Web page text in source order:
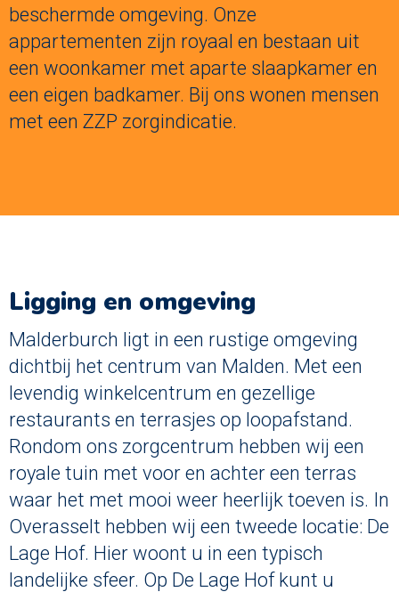
beschermde omgeving. Onze
appartementen zijn royaal en bestaan uit
een woonkamer met aparte slaapkamer en
een eigen badkamer. Bij ons wonen mensen
met een ZZP zorgindicatie.
Ligging en omgeving
Malderburch ligt in een rustige omgeving
dichtbij het centrum van Malden. Met een
levendig winkelcentrum en gezellige
restaurants en terrasjes op loopafstand.
Rondom ons zorgcentrum hebben wij een
royale tuin met voor en achter een terras
waar het met mooi weer heerlijk toeven is. In
Overasselt hebben wij een tweede locatie: De
Lage Hof. Hier woont u in een typisch
landelijke sfeer. Op De Lage Hof kunt u